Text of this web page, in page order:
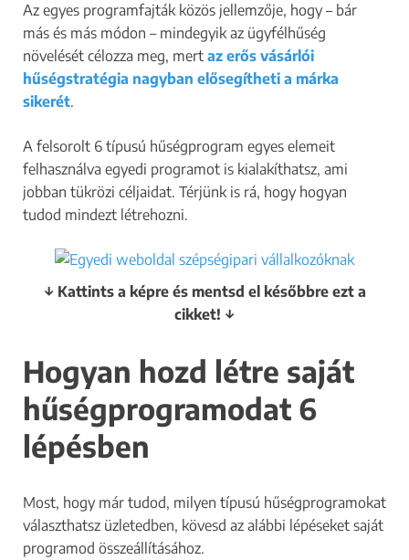
Az egyes programfajták közös jellemzője, hogy – bár
más és más módon – mindegyik az ügyfélhűség
növelését célozza meg, mert az erős vásárlói
hűségstratégia nagyban elősegítheti a márka
sikerét.
A felsorolt 6 típusú hűségprogram egyes elemeit
felhasználva egyedi programot is kialakíthatsz, ami
jobban tükrözi céljaidat. Térjünk is rá, hogy hogyan
tudod mindezt létrehozni.
↓ Kattints a képre és mentsd el későbbre ezt a
cikket! ↓
Hogyan hozd létre saját
hűségprogramodat 6
lépésben
Most, hogy már tudod, milyen típusú hűségprogramokat
választhatsz üzletedben, kövesd az alábbi lépéseket saját
programod összeállításához.